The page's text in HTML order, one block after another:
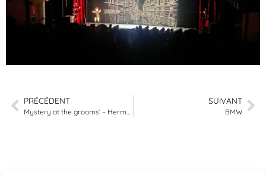
PRÉCÉDENT SUIVANT
BMW